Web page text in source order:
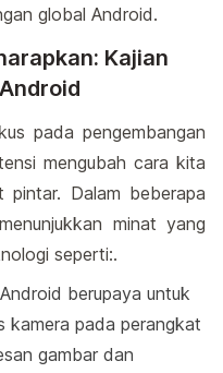
global Android.
Kajian
pada pengembangan
mengubah cara kita
pintar. Dalam beberapa
minat yang
seperti:.
berupaya untuk
kamera pada perangkat
gambar dan